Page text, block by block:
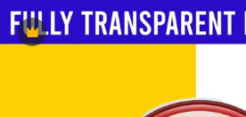
พรีเมี่ยม